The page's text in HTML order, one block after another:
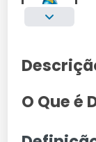
O Que é